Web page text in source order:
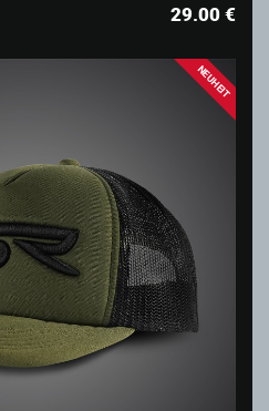
29.00€
NEUHEIT